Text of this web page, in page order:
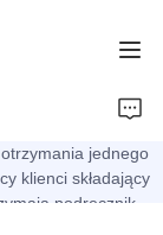
jednego
klienci składający
podręcznik